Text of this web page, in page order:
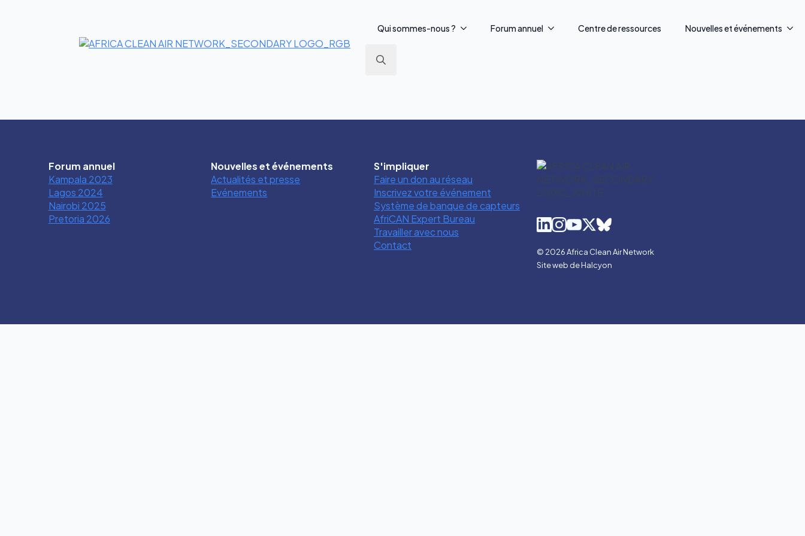
Qui sommes-nous ? Forum annuel Centre de ressources Nouvelles et événements
Forum annuel
Kampala 2023
Lagos 2024
Nairobi 2025
Pretoria 2026
Nouvelles et événements
Actualités et presse
Evénements
S'impliquer
Faire un don au réseau
Inscrivez votre événement
Système de banque de capteurs
AfriCAN Expert Bureau
Travailler avec nous
Contact
© 2026 Africa Clean Air Network
Site web de Halcyon